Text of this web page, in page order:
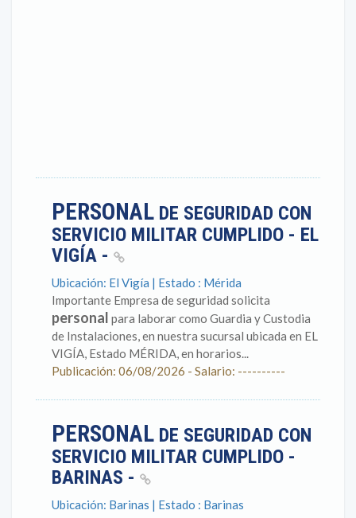
PERSONAL DE SEGURIDAD CON
SERVICIO MILITAR CUMPLIDO - EL
VIGÍA -
Ubicación: El Vigía | Estado : Mérida
Importante Empresa de seguridad solicita
personal para laborar como Guardia y Custodia
de Instalaciones, en nuestra sucursal ubicada en EL
VIGÍA, Estado MÉRIDA, en horarios...
Publicación: 06/08/2026 - Salario: ----------
PERSONAL DE SEGURIDAD CON
SERVICIO MILITAR CUMPLIDO -
BARINAS -
Ubicación: Barinas | Estado : Barinas